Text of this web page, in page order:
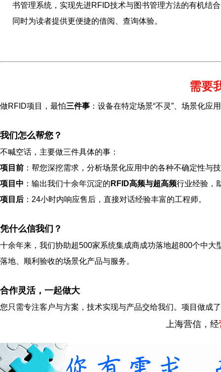
书管理系统，实现先进RFID技术与图书管理方法的有机结
同时为读者提供更便捷的借阅、查询体验。
需要
做RFID项目，最怕三件事 ：设备在特定场景“不灵”、场景化
我们怎么帮您？
不喊空话，主要做三件具体的事：
项目前 ：帮您深挖需求，分析场景化应用中的各种不确定性与
项目中 ：输出我们十余年沉淀的 RFID高频与超高频行业经验，
项目后 ：24小时内响应售后，直接对话经验丰富的工程师。
凭什么信我们？
十余年来，我们协助超500家系统集成商成功落地超800个中大
落地、顺利验收的场景化产品与服务。
合作灵活，一起做大
您只需专注客户与方案，技术实现与产品交给我们。项目做成
上海营信，经